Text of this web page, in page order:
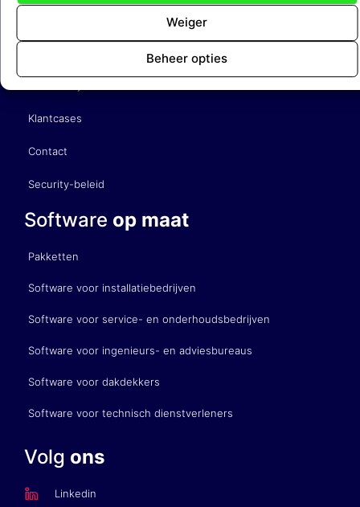
Weiger
Beheer opties
Klantcases
Contact
Security-beleid
Software op maat
Pakketten
Software voor installatiebedrijven
Software voor service- en onderhoudsbedrijven
Software voor ingenieurs- en adviesbureaus
Software voor dakdekkers
Software voor technisch dienstverleners
Volg ons
Linkedin